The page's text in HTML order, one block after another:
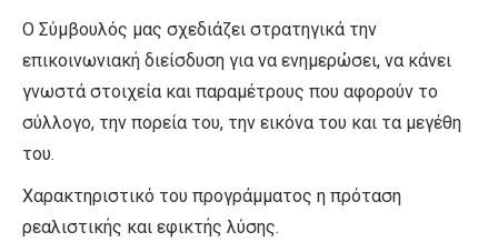
Ο Σύμβουλός μας σχεδιάζει στρατηγικά την
επικοινωνιακή διείσδυση για να ενημερώσει, να κάνει
γνωστά στοιχεία και παραμέτρους που αφορούν το
σύλλογο, την πορεία του, την εικόνα του και τα μεγέθη
του.
Χαρακτηριστικό του προγράμματος η πρόταση
ρεαλιστικής και εφικτής λύσης.